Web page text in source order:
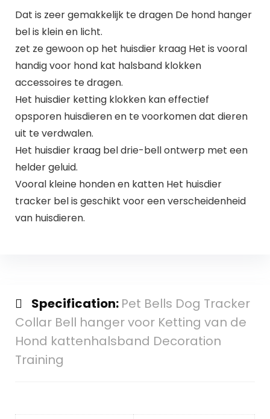
Dat is zeer gemakkelijk te dragen De hond hanger
bel is klein en licht.
zet ze gewoon op het huisdier kraag Het is vooral
handig voor hond kat halsband klokken
accessoires te dragen.
Het huisdier ketting klokken kan effectief
opsporen huisdieren en te voorkomen dat dieren
uit te verdwalen.
Het huisdier kraag bel drie-bell ontwerp met een
helder geluid.
Vooral kleine honden en katten Het huisdier
tracker bel is geschikt voor een verscheidenheid
van huisdieren.
Specification: Pet Bells Dog Tracker
Collar Bell hanger voor Ketting van de
Hond kattenhalsband Decoration
Training